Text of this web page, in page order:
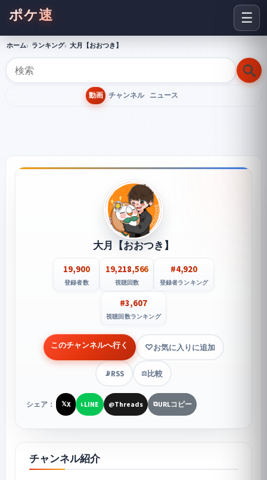
☰
ポケ速
ホーム ランキング 大月【おおつき】
動画 チャンネル ニュース
大月【おおつき】
19,900
登録者数
19,218,566
視聴回数
#4,920
登録者ランキング
#3,607
視聴回数ランキング
このチャンネルへ行く お気に入りに追加
📡RSS ⚖️比較
シェア： 𝕏X LLINE @Threads ⧉URLコピー
チャンネル紹介